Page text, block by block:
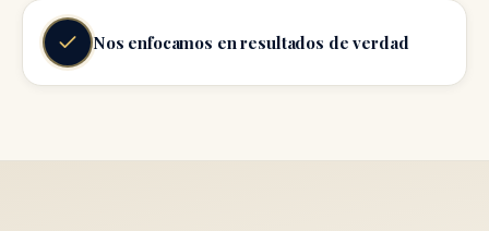
Nos enfocamos en resultados de verdad